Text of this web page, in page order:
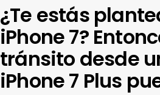
¿Te estás
iPhone 7?
tránsito desde
iPhone 7 Plus